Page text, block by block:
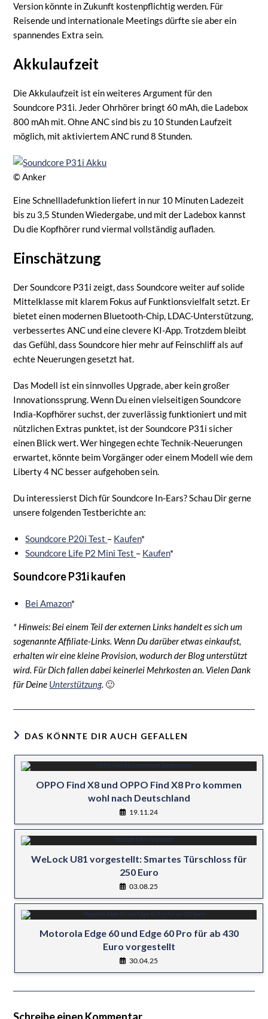
Version könnte in Zukunft kostenpflichtig werden. Für
Reisende und internationale Meetings dürfte sie aber ein
spannendes Extra sein.
Akkulaufzeit
Die Akkulaufzeit ist ein weiteres Argument für den
Soundcore P31i. Jeder Ohrhörer bringt 60 mAh, die Ladebox
800 mAh mit. Ohne ANC sind bis zu 10 Stunden Laufzeit
möglich, mit aktiviertem ANC rund 8 Stunden.
© Anker
Eine Schnellladefunktion liefert in nur 10 Minuten Ladezeit
bis zu 3,5 Stunden Wiedergabe, und mit der Ladebox kannst
Du die Kopfhörer rund viermal vollständig aufladen.
Einschätzung
Der Soundcore P31i zeigt, dass Soundcore weiter auf solide
Mittelklasse mit klarem Fokus auf Funktionsvielfalt setzt. Er
bietet einen modernen Bluetooth-Chip, LDAC-Unterstützung,
verbessertes ANC und eine clevere KI-App. Trotzdem bleibt
das Gefühl, dass Soundcore hier mehr auf Feinschliff als auf
echte Neuerungen gesetzt hat.
Das Modell ist ein sinnvolles Upgrade, aber kein großer
Innovationssprung. Wenn Du einen vielseitigen Soundcore
India-Kopfhörer suchst, der zuverlässig funktioniert und mit
nützlichen Extras punktet, ist der Soundcore P31i sicher
einen Blick wert. Wer hingegen echte Technik-Neuerungen
erwartet, könnte beim Vorgänger oder einem Modell wie dem
Liberty 4 NC besser aufgehoben sein.
Du interessierst Dich für Soundcore In-Ears? Schau Dir gerne
unsere folgenden Testberichte an:
Soundcore P20i Test – Kaufen*
Soundcore Life P2 Mini Test – Kaufen*
Soundcore P31i kaufen
Bei Amazon*
* Hinweis: Bei einem Teil der externen Links handelt es sich um
sogenannte Affiliate-Links. Wenn Du darüber etwas einkaufst,
erhalten wir eine kleine Provision, wodurch der Blog unterstützt
wird. Für Dich fallen dabei keinerlei Mehrkosten an. Vielen Dank
für Deine Unterstützung. 🙂
DAS KÖNNTE DIR AUCH GEFALLEN
OPPO Find X8 und OPPO Find X8 Pro kommen
wohl nach Deutschland
19.11.24
WeLock U81 vorgestellt: Smartes Türschloss für
250 Euro
03.08.25
Motorola Edge 60 und Edge 60 Pro für ab 430
Euro vorgestellt
30.04.25